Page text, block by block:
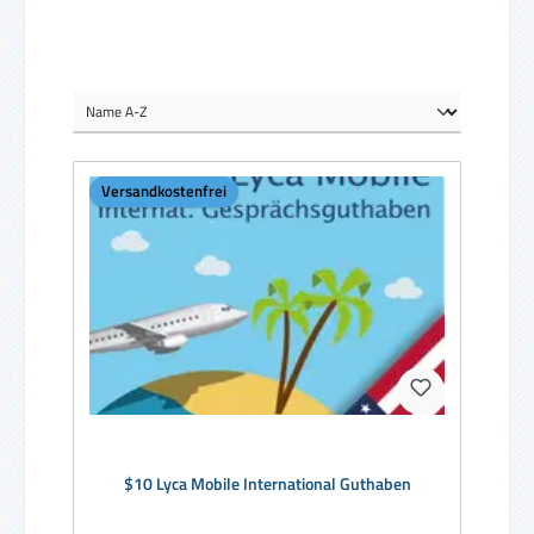
Versandkostenfrei
$10 Lyca Mobile International Guthaben